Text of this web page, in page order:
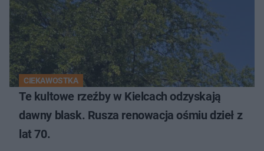
CIEKAWOSTKA
Te kultowe rzeźby w Kielcach odzyskają
dawny blask. Rusza renowacja ośmiu dzieł z
lat 70.